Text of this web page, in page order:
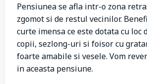
Pensiunea se afla intr-o zona
zgomot si de restul vecinilor.
curte imensa ce este dotata cu loc
copii, sezlong-uri si foisor cu
foarte amabile si vesele. Vom
in aceasta pensiune.